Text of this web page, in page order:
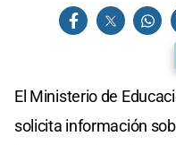
El Ministerio de
solicita información